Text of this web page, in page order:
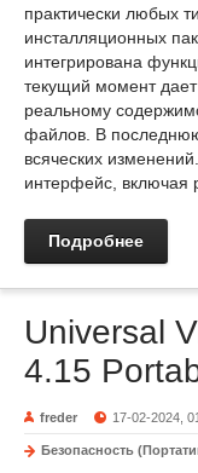
практически любых
инсталляционных
интегрирована
текущий момент
реальному
файлов. В
всяческих
интерфейс, включая
Подробнее
Universal
4.15
freder 17-02-2024,
Безопасность